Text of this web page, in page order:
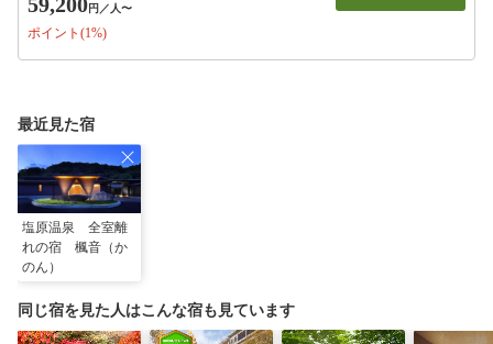
円 ／人〜
ポイント(1%)
最近見た宿
塩原温泉 全室離
れの宿 楓音（か
のん）
同じ宿を見た人はこんな宿も見ています